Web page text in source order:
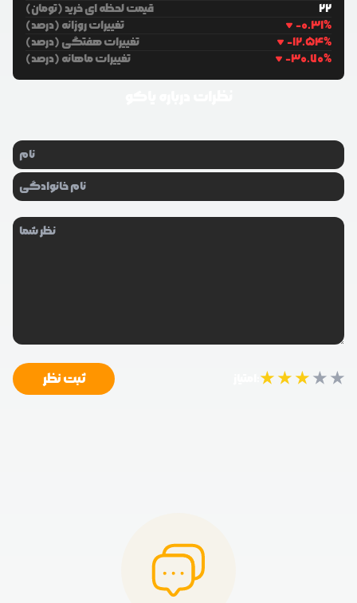
قیمت لحظه ای خرید (تومان)
22
تغییرات روزانه (درصد)
-0.31%
تغییرات هفتگی (درصد)
-12.54%
تغییرات ماهانه (درصد)
-30.70%
★★★★★ ثبت نظر